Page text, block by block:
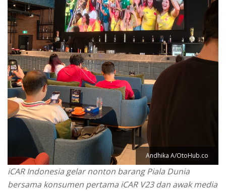
Andhika A/OtoHub.co
iCAR Indonesia gelar nonton barang Piala Dunia
bersama konsumen pertama iCAR V23 dan awak media